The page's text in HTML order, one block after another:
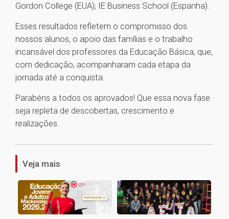
Gordon College (EUA); IE Business School (Espanha).
Esses resultados refletem o compromisso dos
nossos alunos, o apoio das famílias e o trabalho
incansável dos professores da Educação Básica, que,
com dedicação, acompanharam cada etapa da
jornada até a conquista.
Parabéns a todos os aprovados! Que essa nova fase
seja repleta de descobertas, crescimento e
realizações.
Veja mais